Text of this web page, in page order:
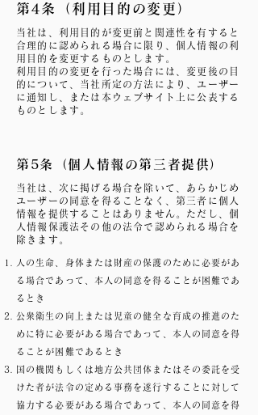
第4条（利用目的の変更）
当社は、利用目的が変更前と関連性を有すると
合理的に認められる場合に限り、個人情報の利
用目的を変更するものとします。
利用目的の変更を行った場合には、変更後の目
的について、当社所定の方法により、ユーザー
に通知し、または本ウェブサイト上に公表する
ものとします。
第5条（個人情報の第三者提供）
当社は、次に掲げる場合を除いて、あらかじめ
ユーザーの同意を得ることなく、第三者に個人
情報を提供することはありません。ただし、個
人情報保護法その他の法令で認められる場合を
除きます。
人の生命、身体または財産の保護のために必要があ
る場合であって、本人の同意を得ることが困難であ
るとき
公衆衛生の向上または児童の健全な育成の推進のた
めに特に必要がある場合であって、本人の同意を得
ることが困難であるとき
国の機関もしくは地方公共団体またはその委託を受
けた者が法令の定める事務を遂行することに対して
協力する必要がある場合であって、本人の同意を得